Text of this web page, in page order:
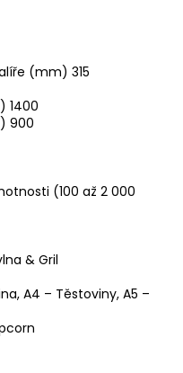
(mm) 315
1400
900
(100 až 2 000
& Gril
A4 – Těstoviny, A5 –